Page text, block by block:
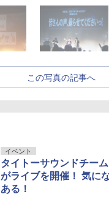
この写真の記事へ
イベント
タイトーサウンドチーム
がライブを開催！ 気に
ある！